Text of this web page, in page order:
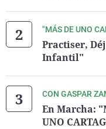
"MÁS DE UNO
Practiser,
Infantil"
CON GASPAR
En Marcha:
UNO